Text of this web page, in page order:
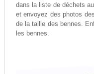
dans la liste de déchets
et envoyez des photos
de la taille des bennes.
les bennes.